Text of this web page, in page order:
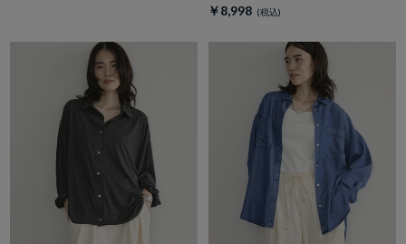
￥8,998